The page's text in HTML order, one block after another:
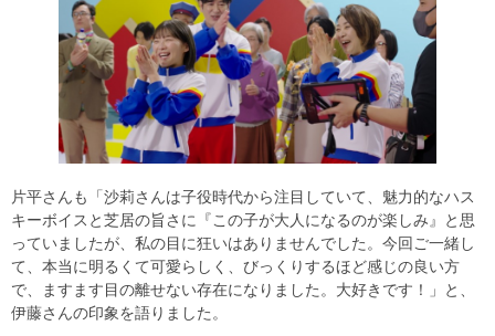
片平さんも「沙莉さんは子役時代から注目していて、魅力的なハス
キーボイスと芝居の旨さに『この子が大人になるのが楽しみ』と思
っていましたが、私の目に狂いはありませんでした。今回ご一緒し
て、本当に明るくて可愛らしく、びっくりするほど感じの良い方
で、ますます目の離せない存在になりました。大好きです！」と、
伊藤さんの印象を語りました。